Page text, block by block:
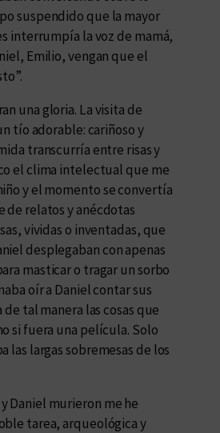
suspendido que la mayor
interrumpía la voz de mamá,
Emilio, vengan que el
una gloria. La visita de
tío adorable: cariñoso y
transcurría entre risas y
el clima intelectual que me
y el momento se convertía
de relatos y anécdotas
vividas o inventadas, que
desplegaban con apenas
masticar o tragar un sorbo
oír a Daniel contar sus
de tal manera las cosas que
si fuera una película. Solo
las largas sobremesas de los
Daniel murieron me he
tarea, arqueológica y